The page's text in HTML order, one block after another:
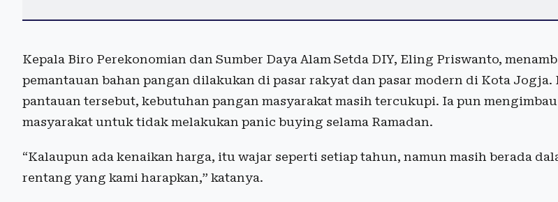
Kepala Biro Perekonomian dan Sumber Daya Alam Setda DIY, Eling Priswanto,
pemantauan bahan pangan dilakukan di pasar rakyat dan pasar modern di Kota Jogja.
pantauan tersebut, kebutuhan pangan masyarakat masih tercukupi. Ia pun mengimbau
masyarakat untuk tidak melakukan panic buying selama Ramadan.
“Kalaupun ada kenaikan harga, itu wajar seperti setiap tahun, namun masih berada
rentang yang kami harapkan,” katanya.